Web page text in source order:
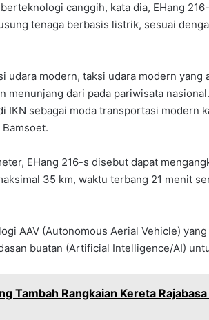
canggih, kata dia, EHang
tenaga berbasis listrik, sesuai
udara modern, taksi udara modern yang
menunjang dari pada pariwisata
IKN sebagai moda transportasi modern
EHang 216-s disebut dapat
35 km, waktu terbang 21 menit
AAV (Autonomous Aerial Vehicle)
buatan (Artificial Intelligence/AI)
Tambah Rangkaian Kereta